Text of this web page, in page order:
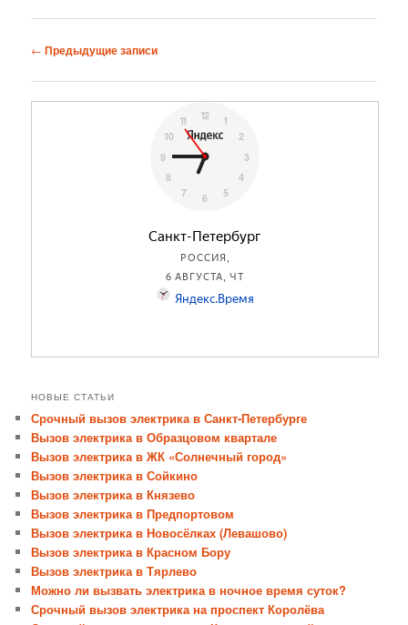
Навигация
записям
← Предыдущие записи
НОВЫЕ СТАТЬИ
Срочный вызов электрика в Санкт-Петербурге
Вызов электрика в Образцовом квартале
Вызов электрика в ЖК «Солнечный город»
Вызов электрика в Сойкино
Вызов электрика в Князево
Вызов электрика в Предпортовом
Вызов электрика в Новосёлках (Левашово)
Вызов электрика в Красном Бору
Вызов электрика в Тярлево
Можно ли вызвать электрика в ночное время суток?
Срочный вызов электрика на проспект Королёва